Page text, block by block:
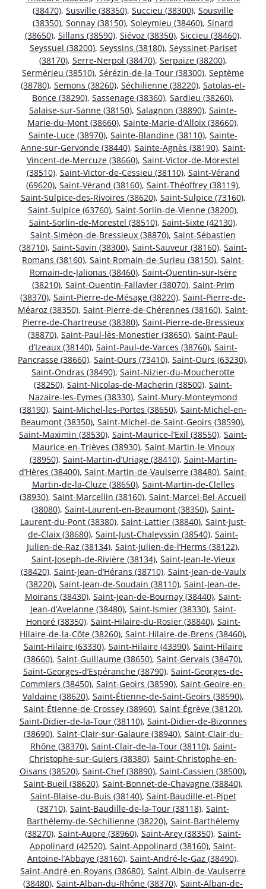
(38470), Susville (38350), Succieu (38300), Sousville
(38350), Sonnay (38150), Soleymieu (38460), Sinard
(38650), Sillans (38590), Siévoz (38350), Siccieu (38460),
Seyssuel (38200), Seyssins (38180), Seyssinet-Pariset
(38170), Serre-Nerpol (38470), Serpaize (38200),
Sermérieu (38510), Sérézin-de-la-Tour (38300), Septème
(38780), Semons (38260), Séchilienne (38220), Satolas-et-
Bonce (38290), Sassenage (38360), Sardieu (38260),
Salaise-sur-Sanne (38150), Salagnon (38890), Sainte-
Marie-du-Mont (38660), Sainte-Marie-d’Alloix (38660),
Sainte-Luce (38970), Sainte-Blandine (38110), Sainte-
Anne-sur-Gervonde (38440), Sainte-Agnès (38190), Saint-
Vincent-de-Mercuze (38660), Saint-Victor-de-Morestel
(38510), Saint-Victor-de-Cessieu (38110), Saint-Vérand
(69620), Saint-Vérand (38160), Saint-Théoffrey (38119),
Saint-Sulpice-des-Rivoires (38620), Saint-Sulpice (73160),
Saint-Sulpice (63760), Saint-Sorlin-de-Vienne (38200),
Saint-Sorlin-de-Morestel (38510), Saint-Sixte (42130),
Saint-Siméon-de-Bressieux (38870), Saint-Sébastien
(38710), Saint-Savin (38300), Saint-Sauveur (38160), Saint-
Romans (38160), Saint-Romain-de-Surieu (38150), Saint-
Romain-de-Jalionas (38460), Saint-Quentin-sur-Isère
(38210), Saint-Quentin-Fallavier (38070), Saint-Prim
(38370), Saint-Pierre-de-Mésage (38220), Saint-Pierre-de-
Méaroz (38350), Saint-Pierre-de-Chérennes (38160), Saint-
Pierre-de-Chartreuse (38380), Saint-Pierre-de-Bressieux
(38870), Saint-Paul-lès-Monestier (38650), Saint-Paul-
d’Izeaux (38140), Saint-Paul-de-Varces (38760), Saint-
Pancrasse (38660), Saint-Ours (73410), Saint-Ours (63230),
Saint-Ondras (38490), Saint-Nizier-du-Moucherotte
(38250), Saint-Nicolas-de-Macherin (38500), Saint-
Nazaire-les-Eymes (38330), Saint-Mury-Monteymond
(38190), Saint-Michel-les-Portes (38650), Saint-Michel-en-
Beaumont (38350), Saint-Michel-de-Saint-Geoirs (38590),
Saint-Maximin (38530), Saint-Maurice-l’Exil (38550), Saint-
Maurice-en-Trièves (38930), Saint-Martin-le-Vinoux
(38950), Saint-Martin-d’Uriage (38410), Saint-Martin-
d’Hères (38400), Saint-Martin-de-Vaulserre (38480), Saint-
Martin-de-la-Cluze (38650), Saint-Martin-de-Clelles
(38930), Saint-Marcellin (38160), Saint-Marcel-Bel-Accueil
(38080), Saint-Laurent-en-Beaumont (38350), Saint-
Laurent-du-Pont (38380), Saint-Lattier (38840), Saint-Just-
de-Claix (38680), Saint-Just-Chaleyssin (38540), Saint-
Julien-de-Raz (38134), Saint-Julien-de-l’Herms (38122),
Saint-Joseph-de-Rivière (38134), Saint-Jean-le-Vieux
(38420), Saint-Jean-d’Hérans (38710), Saint-Jean-de-Vaulx
(38220), Saint-Jean-de-Soudain (38110), Saint-Jean-de-
Moirans (38430), Saint-Jean-de-Bournay (38440), Saint-
Jean-d’Avelanne (38480), Saint-Ismier (38330), Saint-
Honoré (38350), Saint-Hilaire-du-Rosier (38840), Saint-
Hilaire-de-la-Côte (38260), Saint-Hilaire-de-Brens (38460),
Saint-Hilaire (63330), Saint-Hilaire (43390), Saint-Hilaire
(38660), Saint-Guillaume (38650), Saint-Gervais (38470),
Saint-Georges-d’Espéranche (38790), Saint-Georges-de-
Commiers (38450), Saint-Geoirs (38590), Saint-Geoire-en-
Valdaine (38620), Saint-Étienne-de-Saint-Geoirs (38590),
Saint-Étienne-de-Crossey (38960), Saint-Égrève (38120),
Saint-Didier-de-la-Tour (38110), Saint-Didier-de-Bizonnes
(38690), Saint-Clair-sur-Galaure (38940), Saint-Clair-du-
Rhône (38370), Saint-Clair-de-la-Tour (38110), Saint-
Christophe-sur-Guiers (38380), Saint-Christophe-en-
Oisans (38520), Saint-Chef (38890), Saint-Cassien (38500),
Saint-Bueil (38620), Saint-Bonnet-de-Chavagne (38840),
Saint-Blaise-du-Buis (38140), Saint-Baudille-et-Pipet
(38710), Saint-Baudille-de-la-Tour (38118), Saint-
Barthélemy-de-Séchilienne (38220), Saint-Barthélemy
(38270), Saint-Aupre (38960), Saint-Arey (38350), Saint-
Appolinard (42520), Saint-Appolinard (38160), Saint-
Antoine-l’Abbaye (38160), Saint-André-le-Gaz (38490),
Saint-André-en-Royans (38680), Saint-Albin-de-Vaulserre
(38480), Saint-Alban-du-Rhône (38370), Saint-Alban-de-